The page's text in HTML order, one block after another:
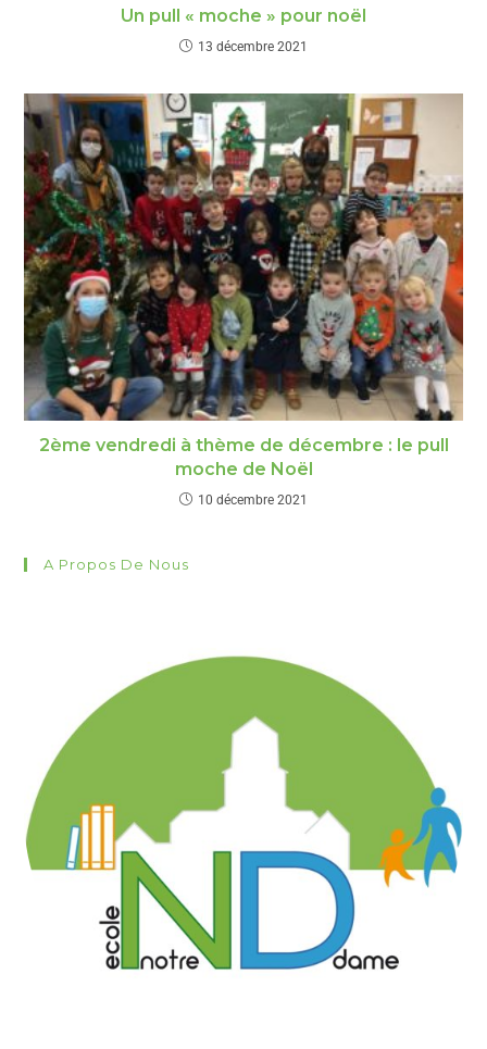
Un pull « moche » pour noël
13 décembre 2021
2ème vendredi à thème de décembre : le pull
moche de Noël
10 décembre 2021
A Propos De Nous